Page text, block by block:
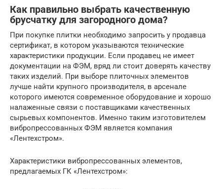
Как правильно выбрать качественную
брусчатку для загородного дома?
При покупке плитки необходимо запросить у продавца
сертификат, в котором указываются технические
характеристики продукции. Если продавец не имеет
документации на ФЭМ, вряд ли стоит доверять качеству
таких изделий. При выборе плиточных элементов
лучше найти крупного производителя, в арсенале
которого имеются современное оборудование и хорошо
налаженные связи с поставщиками качественных
сырьевых компонентов. Именно таким изготовителем
вибропрессованных ФЭМ является компания
«Лентехстром».
Характеристики вибропрессованных элементов,
предлагаемых ГК «Лентехстром»: